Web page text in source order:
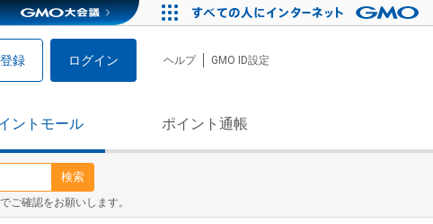
録 ログイン ヘルプ GMO ID設定
ントモール ポイント通帳
検索
ご確認をお願いします。